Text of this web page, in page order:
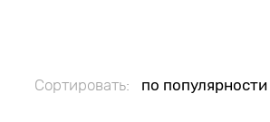
Сортировать: по популярности